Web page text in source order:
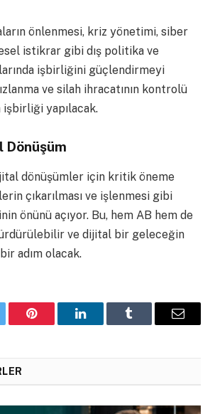
önlenmesi, kriz yönetimi, siber
istikrar gibi dış politika ve
işbirliğini güçlendirmeyi
ve silah ihracatının kontrolü
yapılacak.
Dönüşüm
dönüşümler için kritik öneme
çıkarılması ve işlenmesi gibi
önünü açıyor. Bu, hem AB hem de
ve dijital bir geleceğin
adım olacak.
Pinterest LinkedInTumblr Email